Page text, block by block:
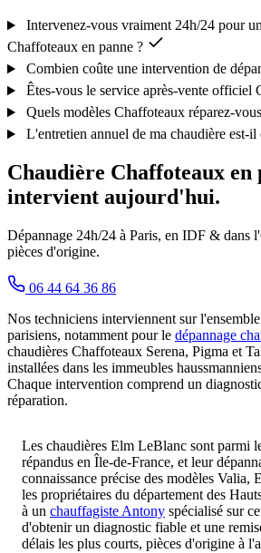
Intervenez-vous vraiment 24h/24 pour
Chaffoteaux en panne ?
Combien coûte une intervention de
Êtes-vous le service après-vente officiel
Quels modèles Chaffoteaux réparez-
L'entretien annuel de ma chaudière est-
Chaudière Chaffoteaux en
intervient aujourd'hui.
Dépannage 24h/24 à Paris, en IDF & dans
pièces d'origine.
06 44 64 36 86
Nos techniciens interviennent sur
parisiens, notamment pour le dépannage
chaudières Chaffoteaux Serena, Pigma et
installées dans les immeubles
Chaque intervention comprend un
réparation.
Les chaudières Elm LeBlanc sont parmi
répandus en Île-de-France, et leur
connaissance précise des modèles Valia,
les propriétaires du département des
à un chauffagiste Antony spécialisé sur
d'obtenir un diagnostic fiable et une
délais les plus courts, pièces d'origine à